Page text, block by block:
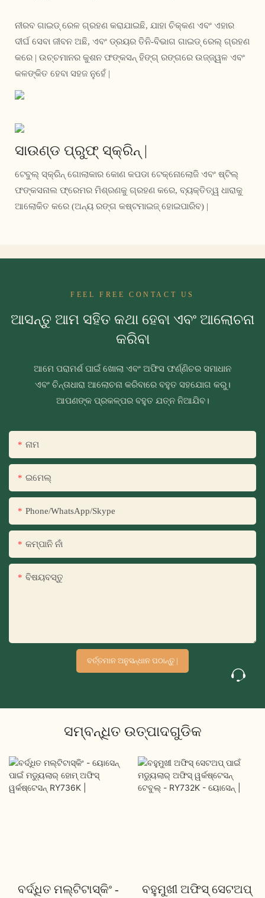
ନୀରବ ଗାଇଡ୍ ରେଳ ଗ୍ରହଣ କରାଯାଇଛି, ଯାହା ଚିକ୍କଣ ଏବଂ ଏହାର
ଦୀର୍ଘ ସେବା ଜୀବନ ଅଛି, ଏବଂ ଡ୍ରୟର ତିନି-ବିଭାଗ ଗାଇଡ୍ ରେଲ୍ ଗ୍ରହଣ
କରେ | ଉଚ୍ଚମାନର କୁଶନ ଫଙ୍କସନ୍ ହିଙ୍ଗ୍ ରଙ୍ଗରେ ଉଜ୍ଜ୍ୱଳ ଏବଂ
କଳଙ୍କିତ ହେବା ସହଜ ନୁହେଁ |
ସାଉଣ୍ଡ ପ୍ରୁଫ୍ ସ୍କ୍ରିନ୍ |
ଟେବୁଲ୍ ସ୍କ୍ରିନ୍ ଗୋଲାକାର କୋଣ କପଡା ଟେକ୍ନୋଲୋଜି ଏବଂ ଷ୍ଟିଲ୍
ଫଙ୍କସନାଲ ଫ୍ରେମର ମିଶ୍ରଣକୁ ଗ୍ରହଣ କରେ, ବ୍ୟକ୍ତିତ୍ୱ ଧାରାକୁ
ଆଲୋକିତ କରେ (ଅନ୍ୟ ରଙ୍ଗ କଷ୍ଟମାଇଜ୍ ହୋଇପାରିବ) |
FEEL FREE CONTACT US
ଆସନ୍ତୁ ଆମ ସହିତ କଥା ହେବା ଏବଂ ଆଲୋଚନା
କରିବା
ଆମେ ପରାମର୍ଶ ପାଇଁ ଖୋଲା ଏବଂ ଅଫିସ ଫର୍ଣ୍ଣିଚର ସମାଧାନ
ଏବଂ ଚିନ୍ତାଧାରା ଆଲୋଚନା କରିବାରେ ବହୁତ ସହଯୋଗ କରୁ।
ଆପଣଙ୍କ ପ୍ରକଳ୍ପର ବହୁତ ଯତ୍ନ ନିଆଯିବ।
ନାମ
ଇମେଲ୍
Phone/WhatsApp/Skype
କମ୍ପାନି ନାଁ
ବିଷୟବସ୍ତୁ
ବର୍ତ୍ତମାନ ଅନୁସନ୍ଧାନ ପଠାନ୍ତୁ |
ସମ୍ବନ୍ଧିତ ଉତ୍ପାଦଗୁଡିକ
ବର୍ଦ୍ଧିତ ମଲ୍ଟିଟାସ୍କିଂ - ବହୁମୁଖୀ ଅଫିସ୍ ସେଟଅପ୍